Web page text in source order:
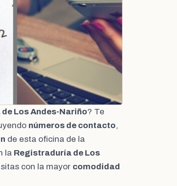
Los Andes-Nariño? Te
números de contacto,
de esta oficina de la
la Registraduría de Los
con la mayor comodidad